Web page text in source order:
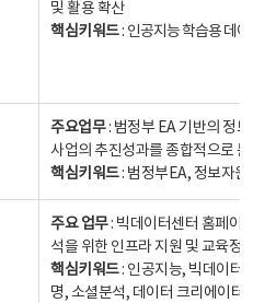
및 활용 확산
핵심키워드: 인공지능 학습용 데
주요업무: 범정부 EA 기반의 정
사업의 추진성과를 종합적으로
핵심키워드: 범정부EA, 정보자
주요 업무: 빅데이터센터 홈페이
석을 위한 인프라 지원 및 교육정
핵심키워드: 인공지능, 빅데이터,
명, 소셜분석, 데이터 크리에이터